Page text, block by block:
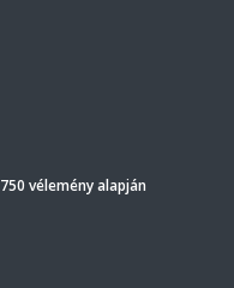
vélemény alapján